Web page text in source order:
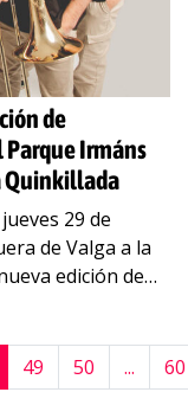
de
Parque Irmáns
Quinkillada
29 de
de Valga a la
edición de
49 50 ... 60